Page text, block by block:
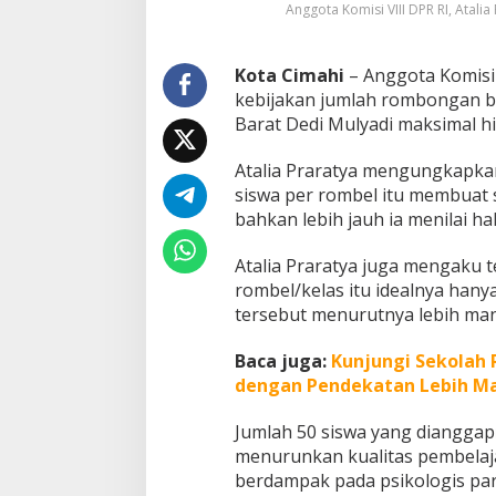
t
H
n
g
a
5
0
s
w
a
i
d
a
M
a
n
Anggota Komisi VIII DPR RI,
Kota Cimahi – Anggota
kebijakan jumlah rombongan
Barat Dedi Mulyadi maksimal
Atalia Praratya
siswa per rombel itu membuat
bahkan lebih jauh ia menilai
Atalia Praratya juga mengaku
rombel/kelas itu idealnya
tersebut menurutnya lebih
Baca juga: Kunjungi Sekolah
dengan Pendekatan Lebih
Jumlah 50 siswa yang
menurunkan kualitas
berdampak pada psikologis